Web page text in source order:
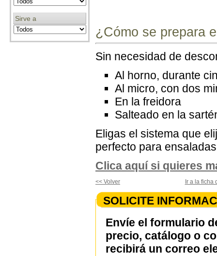
Sirve a
¿Cómo se prepara
Sin necesidad de
Al horno, durante
Al micro, con dos
En la freidora
Salteado en la
Eligas el sistema que
perfecto para
Clica aquí si quieres
<< Volver Ir a la ficha
SOLICITE
Envíe el formulario
precio, catálogo o
recibirá un correo